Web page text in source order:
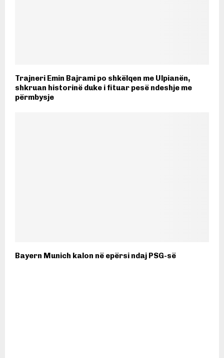
Trajneri Emin Bajrami po shkëlqen me Ulpianën,
shkruan historinë duke i fituar pesë ndeshje me
përmbysje
Bayern Munich kalon në epërsi ndaj PSG-së